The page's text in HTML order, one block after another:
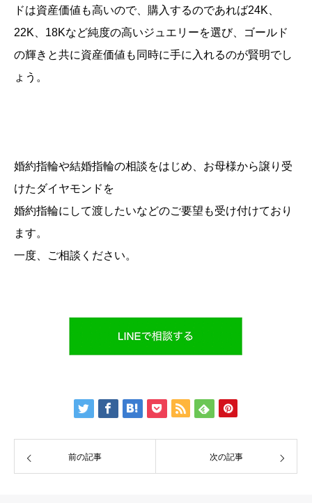
ドは資産価値も高いので、購入するのであれば24K、
22K、18Kなど純度の高いジュエリーを選び、ゴールド
の輝きと共に資産価値も同時に手に入れるのが賢明でし
ょう。
婚約指輪や結婚指輪の相談をはじめ、お母様から譲り受
けたダイヤモンドを
婚約指輪にして渡したいなどのご要望も受け付けており
ます。
一度、ご相談ください。
前の記事 次の記事